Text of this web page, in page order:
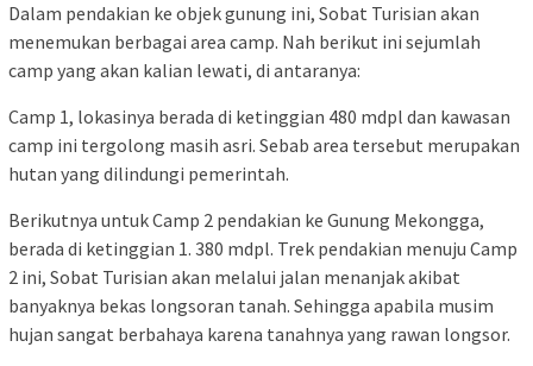
Dalam pendakian ke objek gunung ini, Sobat Turisian akan
menemukan berbagai area camp. Nah berikut ini sejumlah
camp yang akan kalian lewati, di antaranya:
Camp 1, lokasinya berada di ketinggian 480 mdpl dan kawasan
camp ini tergolong masih asri. Sebab area tersebut merupakan
hutan yang dilindungi pemerintah.
Berikutnya untuk Camp 2 pendakian ke Gunung Mekongga,
berada di ketinggian 1. 380 mdpl. Trek pendakian menuju Camp
2 ini, Sobat Turisian akan melalui jalan menanjak akibat
banyaknya bekas longsoran tanah. Sehingga apabila musim
hujan sangat berbahaya karena tanahnya yang rawan longsor.